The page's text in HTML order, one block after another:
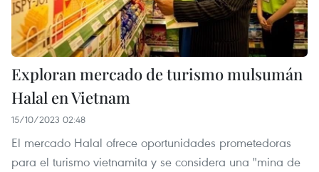
Exploran mercado de turismo mulsumán
Halal en Vietnam
15/10/2023 02:48
El mercado Halal ofrece oportunidades prometedoras
para el turismo vietnamita y se considera una "mina de